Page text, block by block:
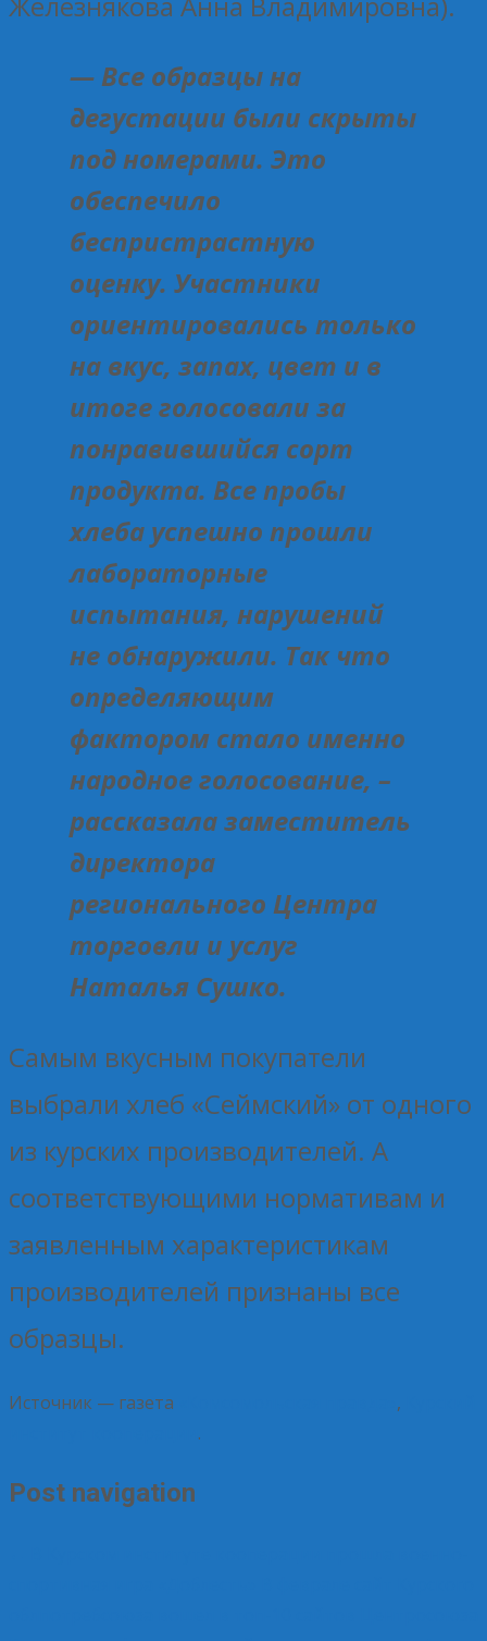
— Все образцы на
дегустации были скрыты
под номерами. Это
обеспечило
беспристрастную
оценку. Участники
ориентировались только
на вкус, запах, цвет и в
итоге голосовали за
понравившийся сорт
продукта. Все пробы
хлеба успешно прошли
лабораторные
испытания, нарушений
не обнаружили. Так что
определяющим
фактором стало именно
народное голосование, –
рассказала заместитель
директора
регионального Центра
торговли и услуг
Наталья Сушко.
Самым вкусным покупатели
выбрали хлеб «Сеймский» от одного
из курских производителей. А
соответствующими нормативам и
заявленным характеристикам
производителей признаны все
образцы.
Источник — газета ,
.
Post navigation